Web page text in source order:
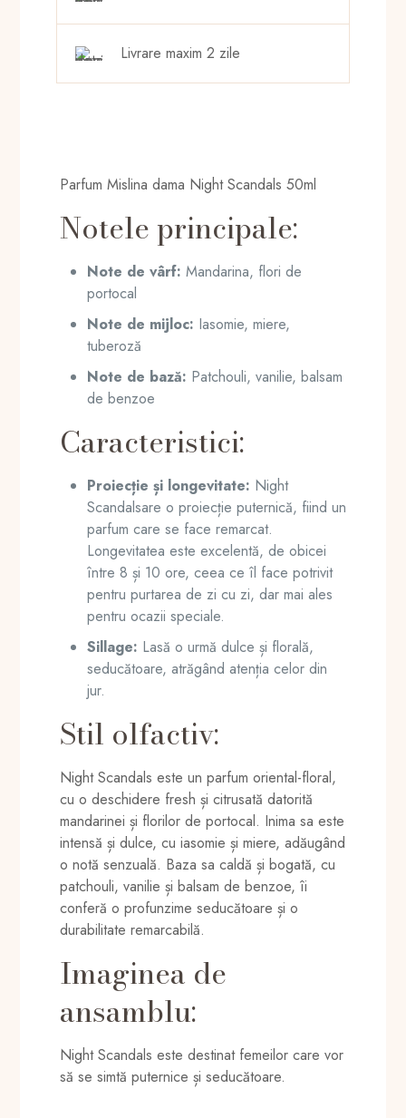
Night
cod
031
Livrare maxim 2 zile
Parfum Mislina dama Night Scandals 50ml
Notele principale:
Note de vârf: Mandarina, flori de
portocal
Note de mijloc: Iasomie, miere,
tuberoză
Note de bază: Patchouli, vanilie, balsam
de benzoe
Caracteristici:
Proiecție și longevitate: Night
Scandalsare o proiecție puternică, fiind un
parfum care se face remarcat.
Longevitatea este excelentă, de obicei
între 8 și 10 ore, ceea ce îl face potrivit
pentru purtarea de zi cu zi, dar mai ales
pentru ocazii speciale.
Sillage: Lasă o urmă dulce și florală,
seducătoare, atrăgând atenția celor din
jur.
Stil olfactiv:
Night Scandals este un parfum oriental-floral,
cu o deschidere fresh și citrusată datorită
mandarinei și florilor de portocal. Inima sa este
intensă și dulce, cu iasomie și miere, adăugând
o notă senzuală. Baza sa caldă și bogată, cu
patchouli, vanilie și balsam de benzoe, îi
conferă o profunzime seducătoare și o
durabilitate remarcabilă.
Imaginea de
ansamblu:
Night Scandals este destinat femeilor care vor
să se simtă puternice și seducătoare.